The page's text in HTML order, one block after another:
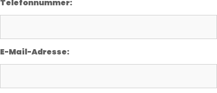
Telefonnummer:
E-Mail-Adresse: